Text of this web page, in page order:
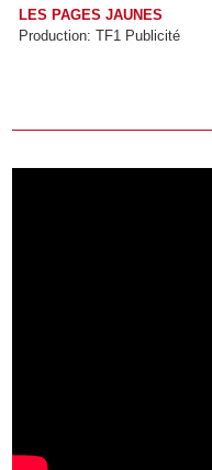
LES PAGES JAUNES
Production: TF1 Publicité